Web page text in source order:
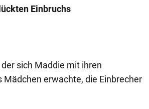
Einbruchs
sich Maddie mit ihren
erwachte, die Einbrecher